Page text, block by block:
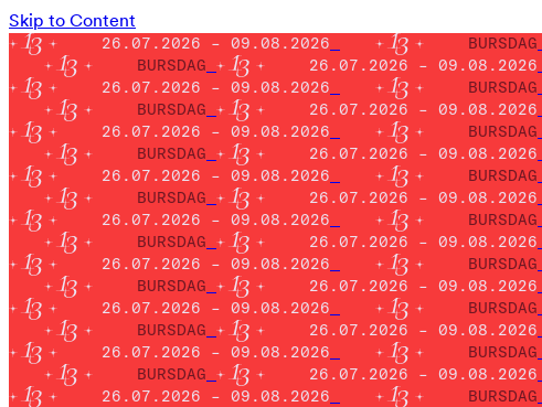
Skip to Content
26.07.2026 – 09.08.2026 BURSDAG
BURSDAG
26.07.2026 – 09.08.2026
26.07.2026 – 09.08.2026
BURSDAG
BURSDAG
26.07.2026 – 09.08.2026
26.07.2026 – 09.08.2026
BURSDAG
BURSDAG
26.07.2026 – 09.08.2026
26.07.2026 – 09.08.2026
BURSDAG
BURSDAG
26.07.2026 – 09.08.2026
26.07.2026 – 09.08.2026
BURSDAG
BURSDAG
26.07.2026 – 09.08.2026
26.07.2026 – 09.08.2026
BURSDAG
BURSDAG
26.07.2026 – 09.08.2026
26.07.2026 – 09.08.2026
BURSDAG
BURSDAG
26.07.2026 – 09.08.2026
26.07.2026 – 09.08.2026
BURSDAG
BURSDAG
26.07.2026 – 09.08.2026
26.07.2026 – 09.08.2026
BURSDAG